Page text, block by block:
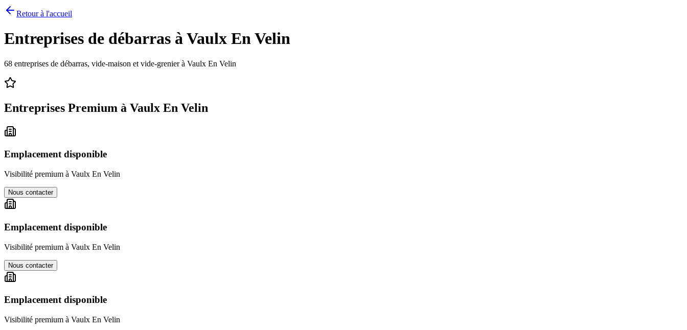
Retour à l'accueil
Entreprises de débarras àVaulx En Velin
68 entreprises de débarras, vide-maison et vide-grenier à Vaulx En Velin
Entreprises Premium à Vaulx En Velin
Emplacement disponible
Visibilité premium à Vaulx En Velin
Nous contacter
Emplacement disponible
Visibilité premium à Vaulx En Velin
Nous contacter
Emplacement disponible
Visibilité premium à Vaulx En Velin